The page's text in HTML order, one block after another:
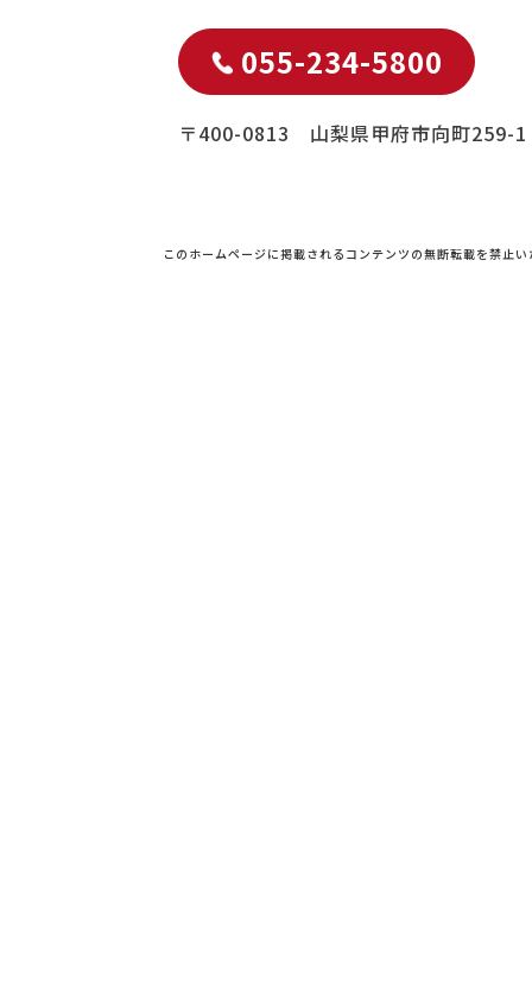
055-234-5800
〒400-0813 山梨県甲府市向町259-1
このホームページに掲載されるコンテンツの無断転載を禁止い